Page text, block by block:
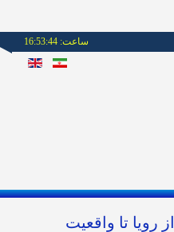
ساعت:16:53:44
تا واقعیت